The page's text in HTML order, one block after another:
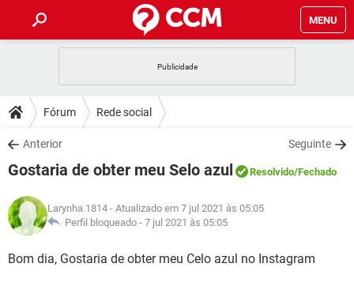
MENU
CELULAR
OUTLOOK
INSTAGRAM GMAIL
GUIA DE COMPRAS
DICAS
JOGOS
INSTAGRAM GMAIL
GUIA DE COMPRAS
DOWNLOADS
JOGOS WHATSAPP
CELULAR
OUTLOOK EXCEL
INSTAGRAM GMAIL
JOGOS WHATSAPP
CELULAR
OUTLOOK EXCEL
GLOSSÁRIO
JOGOS WHATSAPP
Fórum Rede social
Anterior Seguinte
Gostaria de obter meu Selo azul Resolvido/Fechado
Larynha.1814 - Atualizado em 7 jul 2021 às 05:05
Perfil bloqueado - 7 jul 2021 às 05:05
Bom dia, Gostaria de obter meu Celo azul no Instagram